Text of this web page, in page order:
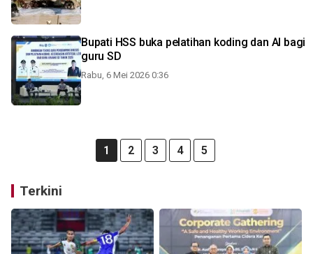
Bupati HSS buka pelatihan koding dan AI bagi
guru SD
Rabu, 6 Mei 2026 0:36
1 2 3 4 5
Terkini